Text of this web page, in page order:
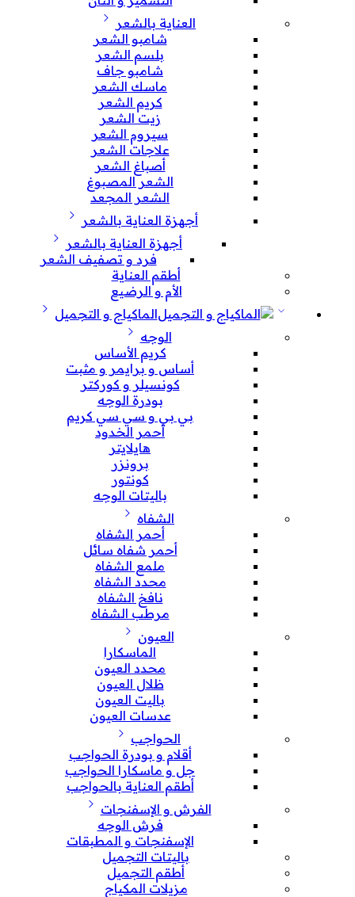
العناية بالشعر
شامبو الشعر
بلسم الشعر
شامبو جاف
ماسك الشعر
كريم الشعر
زيت الشعر
سيروم الشعر
علاجات الشعر
أصباغ الشعر
الشعر المصبوغ
الشعر المجعد
أجهزة العناية بالشعر
أجهزة العناية بالشعر
فرد و تصفيف الشعر
أطقم العناية
الأم و الرضيع
الماكياج و التجميل
الوجه
كريم الأساس
أساس و برايمر و مثبت
كونسيلر و كوركتر
بودرة الوجه
بي بي و سي سي كريم
أحمر الخدود
هايلايتر
برونزر
كونتور
باليتات الوجه
الشفاه
أحمر الشفاه
أحمر شفاه سائل
ملمع الشفاه
محدد الشفاه
نافخ الشفاه
مرطب الشفاه
العيون
الماسكارا
محدد العيون
ظلال العيون
باليت العيون
عدسات العيون
الحواجب
أقلام و بودرة الحواجب
جل و ماسكارا الحواجب
أطقم العناية بالحواجب
الفرش و الإسفنجات
فرش الوجه
الإسفنجات و المطبقات
باليتات التجميل
أطقم التجميل
مزيلات المكياج